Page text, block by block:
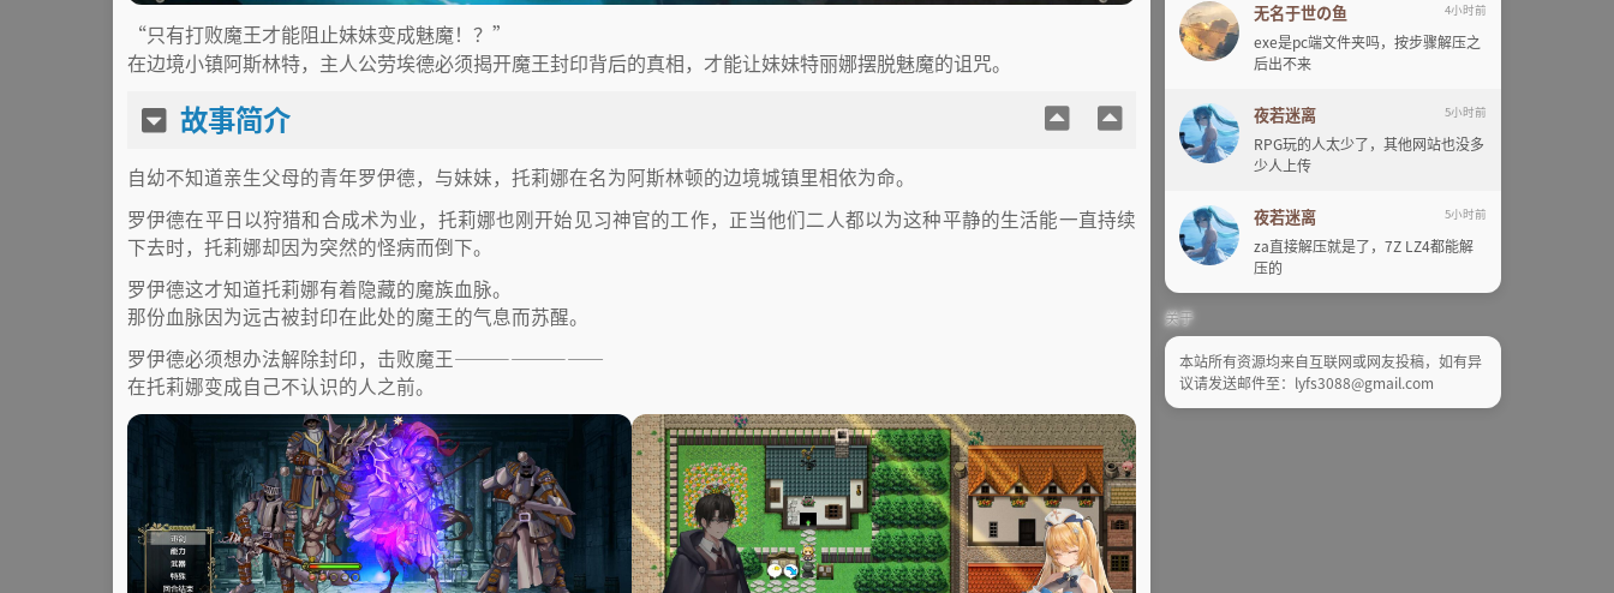
“只有打败魔王才能阻止妹妹变成魅魔！？”
在边境小镇阿斯林特，主人公劳埃德必须揭开魔王封印背后的真相，才能让妹妹特丽娜摆脱魅魔的诅咒。
故事简介
自幼不知道亲生父母的青年罗伊德，与妹妹，托莉娜在名为阿斯林顿的边境城镇里相依为命。
罗伊德在平日以狩猎和合成术为业，托莉娜也刚开始见习神官的工作，正当他们二人都以为这种平静的生活能一直持续
下去时，托莉娜却因为突然的怪病而倒下。
罗伊德这才知道托莉娜有着隐藏的魔族血脉。
那份血脉因为远古被封印在此处的魔王的气息而苏醒。
罗伊德必须想办法解除封印，击败魔王————————
在托莉娜变成自己不认识的人之前。
无名于世の鱼 4小时前
exe是pc端文件夹吗，按步骤解压之
后出不来
夜若迷离 5小时前
RPG玩的人太少了，其他网站也没多
少人上传
夜若迷离 5小时前
za直接解压就是了，7Z LZ4都能解
压的
关于
本站所有资源均来自互联网或网友投稿，如有异
议请发送邮件至：lyfs3088@gmail.com